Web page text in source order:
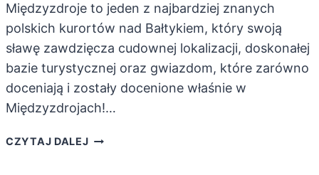
Międzyzdroje to jeden z najbardziej znanych
polskich kurortów nad Bałtykiem, który swoją
sławę zawdzięcza cudownej lokalizacji, doskonałej
bazie turystycznej oraz gwiazdom, które zarówno
doceniają i zostały docenione właśnie w
Międzyzdrojach!…
CZYTAJ DALEJATRAKCJE